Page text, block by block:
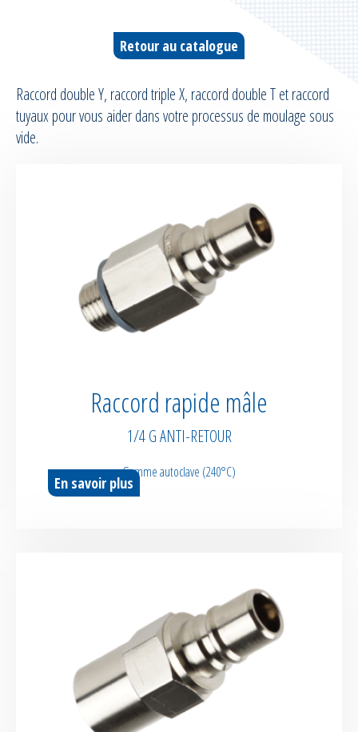
Prises de vide
Vacuomètres
Bouchons et manchons
Raccords pompiers
Clarinettes pré-montées
Joint intensificateur de pression
Tissus Arrachage
Rubans adhésifs
Tissus & films thermorétractables
Membranes silicone réutilisables
Retour au catalogue
Raccord double Y, raccord triple X, raccord double T et raccord
tuyaux pour vous aider dans votre processus de moulage sous
vide.
Raccord rapide mâle
1/4 G ANTI-RETOUR
Gamme autoclave (240°C)
En savoir plus